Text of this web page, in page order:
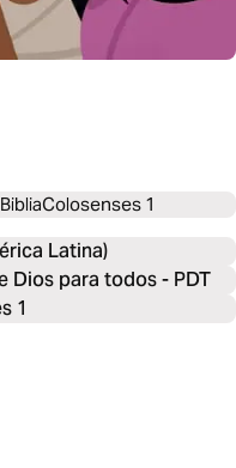
Colosenses 1
Latina)
Dios para todos - PDT
1